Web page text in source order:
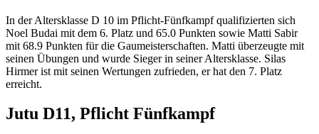
In der Altersklasse D 10 im Pflicht-Fünfkampf qualifizierten sich
Noel Budai mit dem 6. Platz und 65.0 Punkten sowie Matti Sabir
mit 68.9 Punkten für die Gaumeisterschaften. Matti überzeugte mit
seinen Übungen und wurde Sieger in seiner Altersklasse. Silas
Hirmer ist mit seinen Wertungen zufrieden, er hat den 7. Platz
erreicht.
Jutu D11, Pflicht Fünfkampf